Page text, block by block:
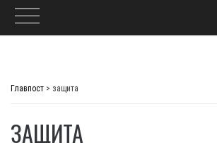
Главпост > защита
ЗАЩИТА